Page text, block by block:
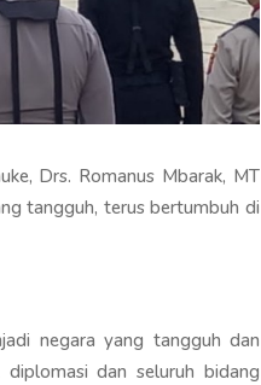
Drs. Romanus Mbarak, MT
tangguh, terus bertumbuh di
negara yang tangguh dan
dan seluruh bidang